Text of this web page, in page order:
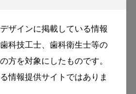
ザインに掲載している情報
科技工士、歯科衛生士等の
方を対象にしたものです。
情報提供サイトではありま
み相談室
ル＋アーカイブ